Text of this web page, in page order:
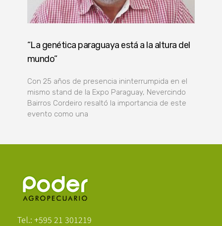
“La genética paraguaya está a la altura del
mundo”
Con 25 años de presencia ininterrumpida en el
mismo stand de la Expo Paraguay, Nevercindo
Bairros Cordeiro resaltó la importancia de este
evento como una
Tel.: +595 21 301219